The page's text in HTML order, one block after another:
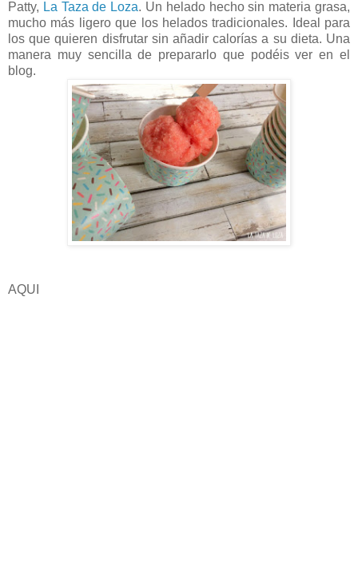
Patty, La Taza de Loza. Un helado hecho sin materia grasa,
mucho más ligero que los helados tradicionales. Ideal para
los que quieren disfrutar sin añadir calorías a su dieta. Una
manera muy sencilla de prepararlo que podéis ver en el
blog.
AQUI